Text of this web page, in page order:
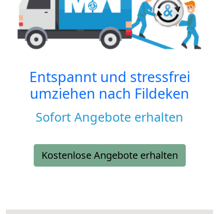
Entspannt und stressfrei
umziehen nach Fildeken
Sofort Angebote erhalten
Kostenlose Angebote erhalten